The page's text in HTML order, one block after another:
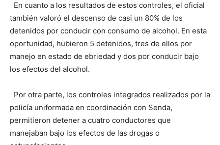
En cuanto a los resultados de estos controles, el oficial
también valoró el descenso de casi un 80% de los
detenidos por conducir con consumo de alcohol. En esta
oportunidad, hubieron 5 detenidos, tres de ellos por
manejo en estado de ebriedad y dos por conducir bajo
los efectos del alcohol.
Por otra parte, los controles integrados realizados por la
policía uniformada en coordinación con Senda,
permitieron detener a cuatro conductores que
manejaban bajo los efectos de las drogas o